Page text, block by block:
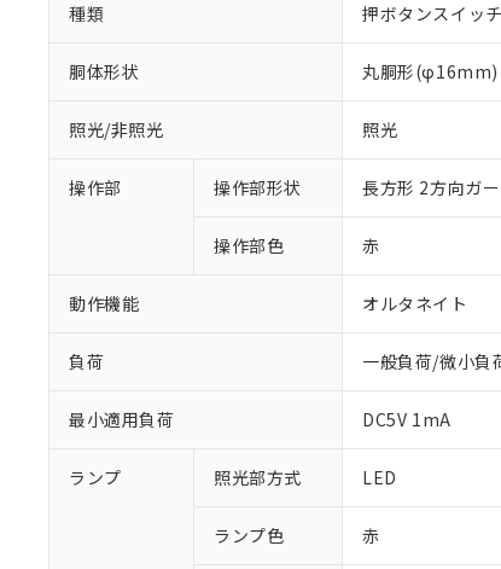
種類 押ボタンスイッチ
胴体形状 丸胴形(φ16mm)
照光/非照光 照光
操作部 操作部形状 長方形 2方向ガ
操作部色 赤
動作機能 オルタネイト
負荷 一般負荷/微小負
最小適用負荷 DC5V 1mA
ランプ 照光部方式 LED
ランプ色 赤